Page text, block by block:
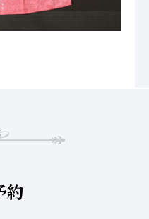
約